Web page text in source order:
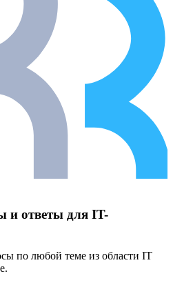
ответы для IT-
по любой теме из области IT